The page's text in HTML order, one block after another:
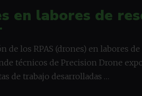
en labores de
de los RPAS (drones) en labores
técnicos de Precision Drone
de trabajo desarrolladas …